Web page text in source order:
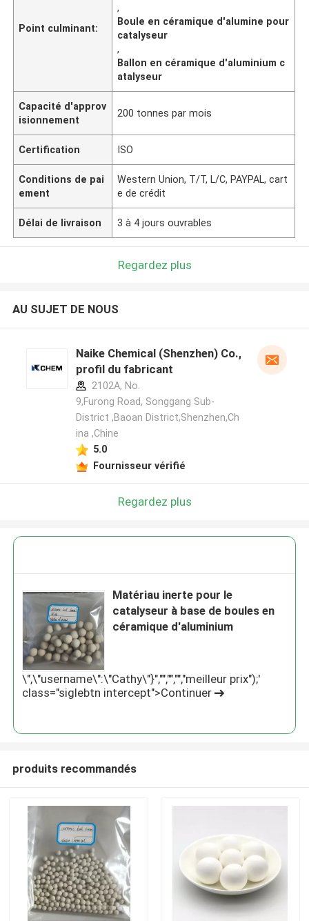
Point culminant:
,
Boule en céramique d'alumine pour
catalyseur
,
Ballon en céramique d'aluminium c
atalyseur
Capacité d'approv
isionnement
200 tonnes par mois
Certification ISO
Conditions de pai
ement
Western Union, T/T, L/C, PAYPAL, cart
e de crédit
Délai de livraison 3 à 4 jours ouvrables
Regardez plus
AU SUJET DE NOUS
Naike Chemical (Shenzhen) Co., Ltd
profil du fabricant
2102A, No.
9,Furong Road, Songgang Sub-
District ,Baoan District,Shenzhen,Ch
ina ,Chine
5.0
Fournisseur vérifié
Regardez plus
Matériau inerte pour le
catalyseur à base de boules en
céramique d'aluminium
\",\"username\":\"Cathy\"}","","","","meilleur prix");'
class="siglebtn intercept">Continuer
produits recommandés